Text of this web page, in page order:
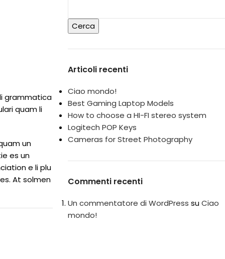
grammatica
quam li
un
es un
e li plu
At solmen
Cerca
Articoli recenti
Ciao mondo!
Best Gaming Laptop Models
How to choose a HI-FI stereo system
Logitech POP Keys
Cameras for Street Photography
Commenti recenti
Un commentatore di WordPress suCiao
mondo!